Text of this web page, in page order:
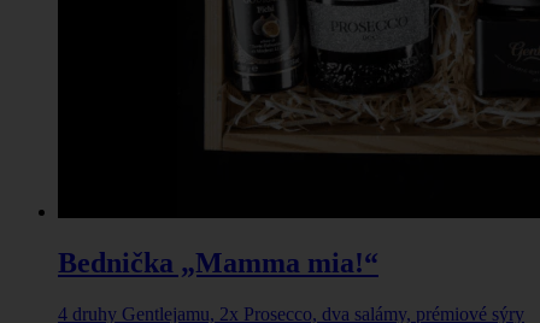
Bednička „Mamma mia!“
4 druhy Gentlejamu, 2x Prosecco, dva salámy, prémiové sýry